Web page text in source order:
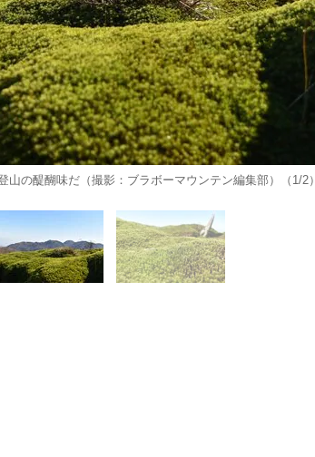
の醍醐味だ（撮影：ブラボーマウンテン編集部）（1/2）